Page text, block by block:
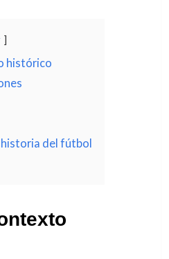
histórico
del fútbol